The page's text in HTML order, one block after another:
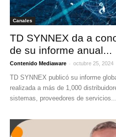
Canales
TD SYNNEX da a
de su informe anual...
Contenido Mediaware - octubre 25, 2024
TD SYNNEX publicó su informe
realizada a más de 1,000
sistemas, proveedores de servicios...